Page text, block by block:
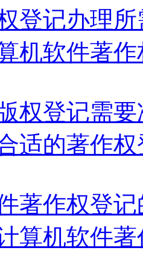
登记办理
机软件著
权登记需
适的著作
著作权登
算机软件